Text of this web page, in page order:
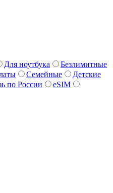
Для ноутбука
Безлимитные
Семейные
Детские
по России
eSIM